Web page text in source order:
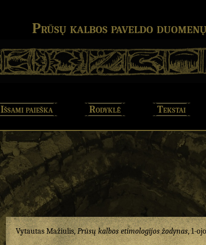
Prūsų kalbos paveldo
Išsami paieška Rodyklė Tekstai
Vytautas Mažiulis,Prūsų kalbos etimologijos žodynas, 1-